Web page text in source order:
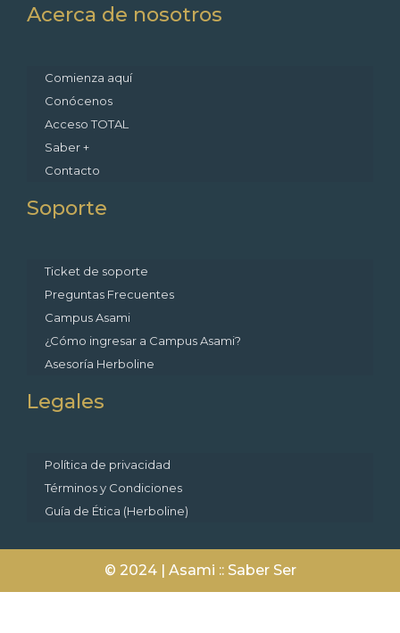
Acerca de nosotros
Comienza aquí
Conócenos
Acceso TOTAL
Saber +
Contacto
Soporte
Ticket de soporte
Preguntas Frecuentes
Campus Asami
¿Cómo ingresar a Campus Asami?
Asesoría Herboline
Legales
Política de privacidad
Términos y Condiciones
Guía de Ética (Herboline)
© 2024 | Asami :: Saber Ser